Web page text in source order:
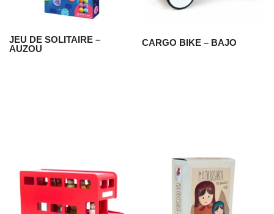
JEU DE SOLITAIRE –
AUZOU
CARGO BIKE – BAJO